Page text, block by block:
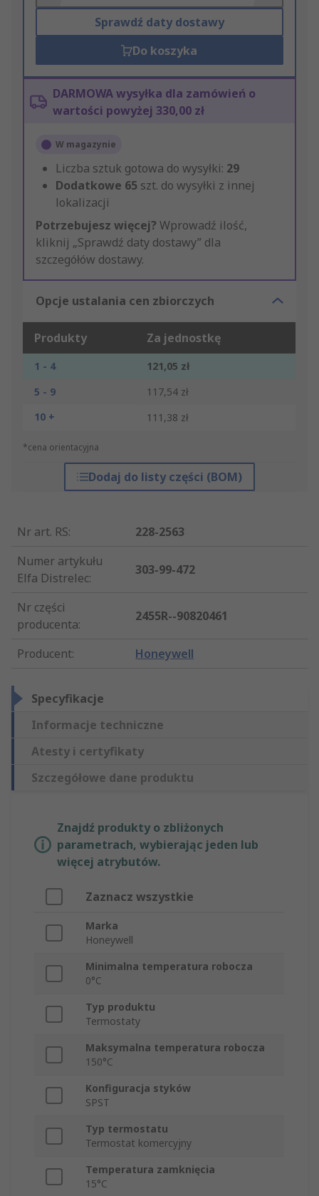
Sprawdź daty dostawy
Do koszyka
DARMOWA wysyłka dla zamówień o
wartości powyżej 330,00 zł
W magazynie
Liczba sztuk gotowa do wysyłki: 29
Dodatkowe 65 szt. do wysyłki z innej
lokalizacji
Potrzebujesz więcej? Wprowadź ilość,
kliknij „Sprawdź daty dostawy” dla
szczegółów dostawy.
Opcje ustalania cen zbiorczych
Produkty Za jednostkę
1 - 4
121,05 zł
5 - 9
117,54 zł
10 +
111,38 zł
*cena orientacyjna
Dodaj do listy części (BOM)
Nr art. RS:
228-2563
Numer artykułu
Elfa Distrelec:
303-99-472
Nr części
producenta:
2455R--90820461
Producent: Honeywell
Specyfikacje
Informacje techniczne
Atesty i certyfikaty
Szczegółowe dane produktu
Znajdź produkty o zbliżonych
parametrach, wybierając jeden lub
więcej atrybutów.
Zaznacz wszystkie
Marka
Honeywell
Minimalna temperatura robocza
0°C
Typ produktu
Termostaty
Maksymalna temperatura robocza
150°C
Konfiguracja styków
SPST
Typ termostatu
Termostat komercyjny
Temperatura zamknięcia
15°C